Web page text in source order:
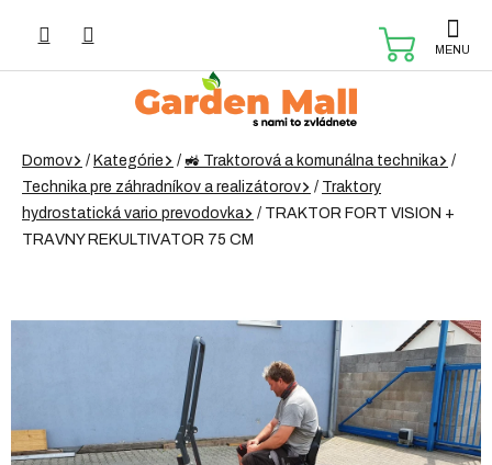
Domov / Kategórie / 🚜 Traktorová a komunálna technika
/
Technika pre záhradníkov a realizátorov
/ Traktory
hydrostatická vario prevodovka
/ TRAKTOR FORT VISION +
TRAVNY REKULTIVATOR 75 CM